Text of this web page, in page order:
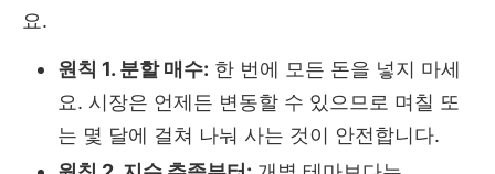
요.
원칙 1. 분할 매수: 한 번에 모든 돈을 넣지 마세
요. 시장은 언제든 변동할 수 있으므로 며칠 또
는 몇 달에 걸쳐 나눠 사는 것이 안전합니다.